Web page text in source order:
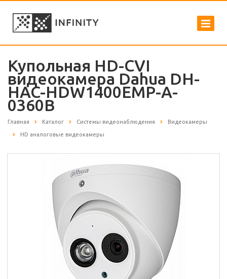
Купольная HD-CVI
видеокамера Dahua DH-
HAC-HDW1400EMP-A-
0360B
Главная Каталог Системы видеонаблюдения Видеокамеры
HD аналоговые видеокамеры